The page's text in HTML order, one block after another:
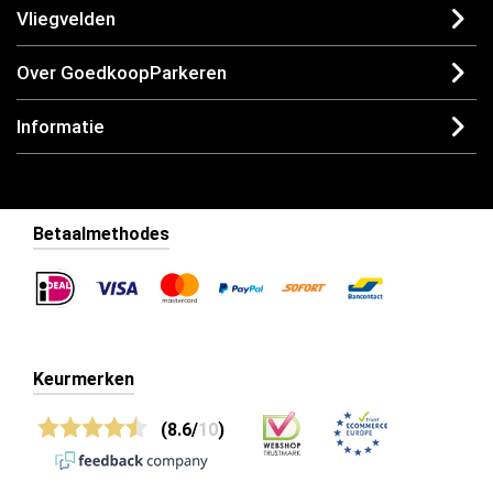
Vliegvelden
Over GoedkoopParkeren
Informatie
Betaalmethodes
Keurmerken
(8.6/10)